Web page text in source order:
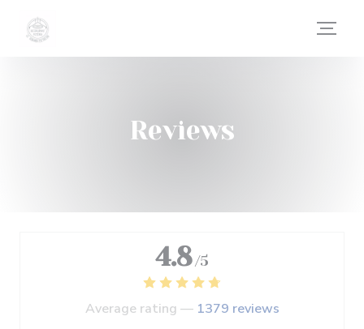
Reviews
4.8 /5
Average rating — 1379 reviews